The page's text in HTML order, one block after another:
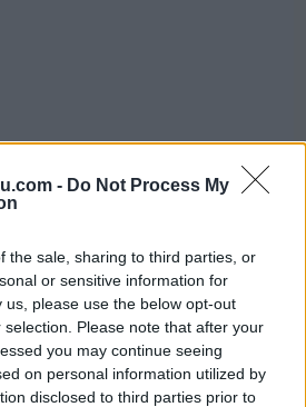
- Do Not Process My
the sale, sharing to third parties, or
or sensitive information for
please use the below opt-out
Please note that after your
you may continue seeing
on personal information utilized by
disclosed to third parties prior to
Inserisci tutte le
Ricerca